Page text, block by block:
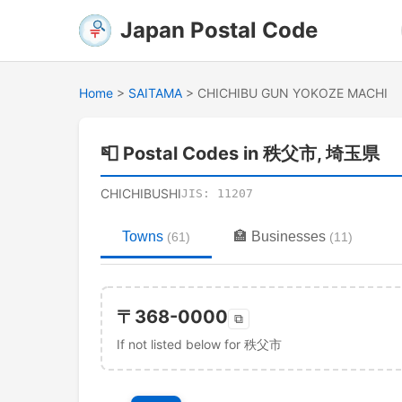
Japan Postal Code
Home > SAITAMA > CHICHIBU GUN YOKOZE MACHI
📮 Postal Codes in 秩父市, 埼玉県
CHICHIBUSHIJIS: 11207
Towns (61) 🏣 Businesses (11)
〒 368-0000 ⧉
If not listed below for 秩父市